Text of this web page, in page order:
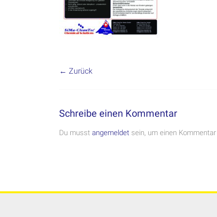
← Zurück
Schreibe einen Kommentar
Du musst angemeldet sein, um einen